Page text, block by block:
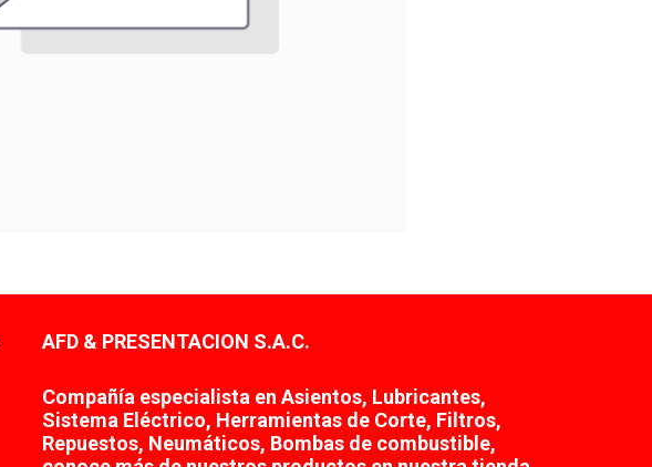
AFD & PRESENTACION S.A.C.
Compañía especialista en Asientos, Lubricantes,
Sistema Eléctrico, Herramientas de Corte, Filtros,
Repuestos, Neumáticos, Bombas de combustible,